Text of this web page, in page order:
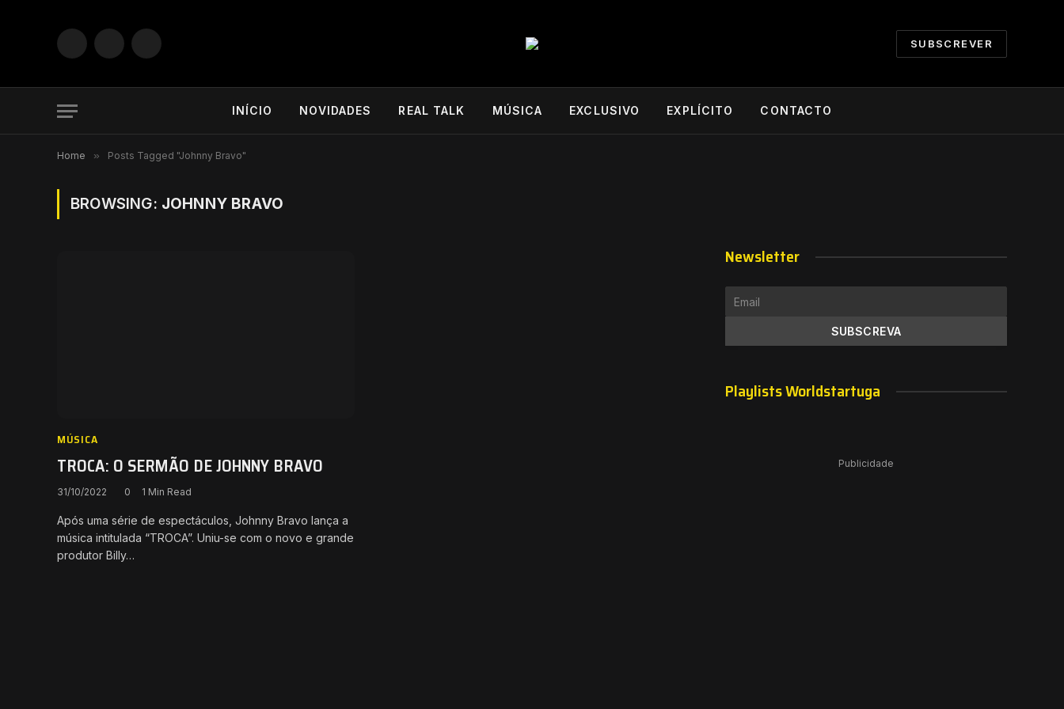
Facebook Instagram
SUBSCREVER
INÍCIO NOVIDADES REAL TALK MÚSICA EXCLUSIVO EXPLÍCITO CONTACTO
Home » Posts Tagged "Johnny Bravo"
BROWSING: JOHNNY BRAVO
MÚSICA
TROCA: O SERMÃO DE JOHNNY BRAVO
31/10/2022 0 1 Min Read
Após uma série de espectáculos, Johnny Bravo lança a
música intitulada “TROCA”. Uniu-se com o novo e grande
produtor Billy…
Newsletter
Playlists Worldstartuga
Publicidade